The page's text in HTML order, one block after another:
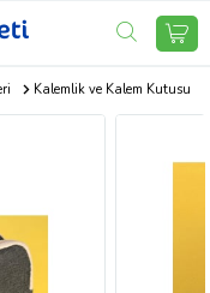
Kalemlik ve Kalem Kutusu